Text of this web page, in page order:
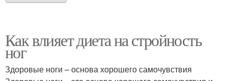
Как влияет диета на стройность
ног
Здоровые ноги – основа хорошего самочувствия